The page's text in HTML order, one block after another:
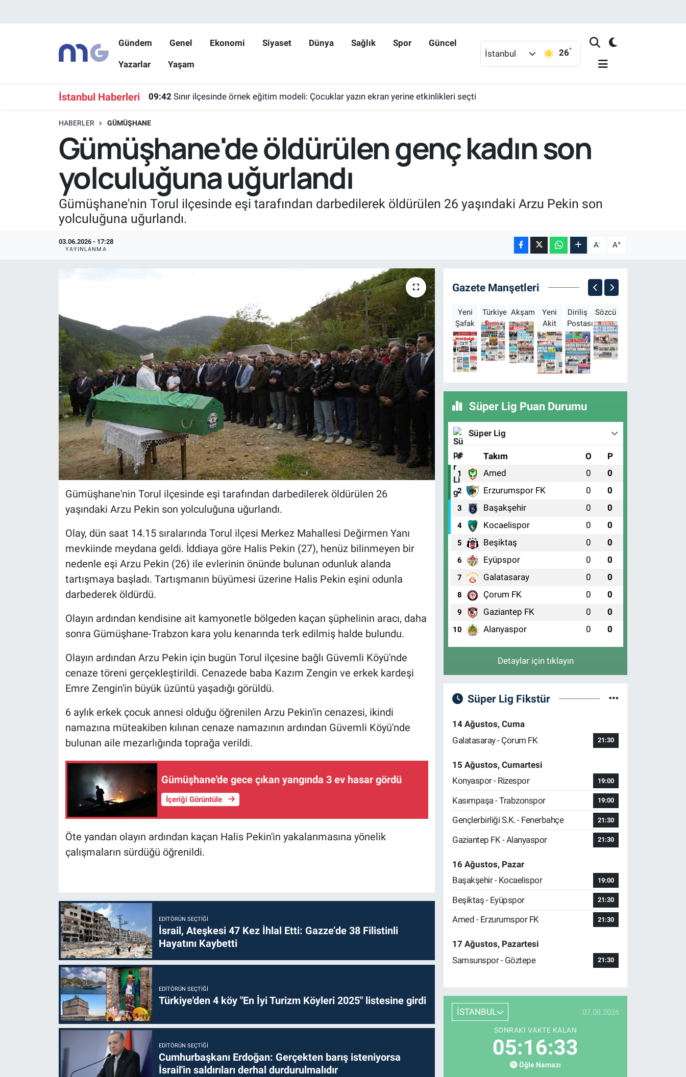
Gündem Genel Ekonomi Siyaset Dünya Sağlık Spor Güncel
Yazarlar Yaşam
İstanbul 26°
İstanbul Haberleri 09:42 Sınır ilçesinde örnek eğitim modeli: Çocuklar yazın ekran yerine etkinlikleri seçti
HABERLER GÜMÜŞHANE
Gümüşhane'de öldürülen genç kadın son
yolculuğuna uğurlandı
Gümüşhane'nin Torul ilçesinde eşi tarafından darbedilerek öldürülen 26 yaşındaki Arzu Pekin son
yolculuğuna uğurlandı.
03.06.2026 - 17:28
YAYINLANMA A- A+
Gümüşhane'nin Torul ilçesinde eşi tarafından darbedilerek öldürülen 26
yaşındaki Arzu Pekin son yolculuğuna uğurlandı.
Olay, dün saat 14.15 sıralarında Torul ilçesi Merkez Mahallesi Değirmen Yanı
mevkiinde meydana geldi. İddiaya göre Halis Pekin (27), henüz bilinmeyen bir
nedenle eşi Arzu Pekin (26) ile evlerinin önünde bulunan odunluk alanda
tartışmaya başladı. Tartışmanın büyümesi üzerine Halis Pekin eşini odunla
darbederek öldürdü.
Olayın ardından kendisine ait kamyonetle bölgeden kaçan şüphelinin aracı, daha
sonra Gümüşhane-Trabzon kara yolu kenarında terk edilmiş halde bulundu.
Olayın ardından Arzu Pekin için bugün Torul ilçesine bağlı Güvemli Köyü'nde
cenaze töreni gerçekleştirildi. Cenazede baba Kazım Zengin ve erkek kardeşi
Emre Zengin'in büyük üzüntü yaşadığı görüldü.
6 aylık erkek çocuk annesi olduğu öğrenilen Arzu Pekin'in cenazesi, ikindi
namazına müteakiben kılınan cenaze namazının ardından Güvemli Köyü'nde
bulunan aile mezarlığında toprağa verildi.
Gümüşhane'de gece çıkan yangında 3 ev hasar gördü
İçeriği Görüntüle
Öte yandan olayın ardından kaçan Halis Pekin'in yakalanmasına yönelik
çalışmaların sürdüğü öğrenildi.
EDITÖRÜN SEÇTIĞI
İsrail, Ateşkesi 47 Kez İhlal Etti: Gazze’de 38 Filistinli
Hayatını Kaybetti
EDITÖRÜN SEÇTIĞI
Türkiye'den 4 köy "En İyi Turizm Köyleri 2025" listesine girdi
EDITÖRÜN SEÇTIĞI
Cumhurbaşkanı Erdoğan: Gerçekten barış isteniyorsa
İsrail'in saldırıları derhal durdurulmalıdır
Gazete Manşetleri
Yeni
Şafak
Türkiye Akşam
Yeni
Akit
Diriliş
Postası
Sözcü
Süper Lig Puan Durumu
Süper Lig
# Takım O P
1 Amed 0 0
2 Erzurumspor FK 0 0
3 Başakşehir 0 0
4 Kocaelispor 0 0
5 Beşiktaş 0 0
6 Eyüpspor 0 0
7 Galatasaray 0 0
8 Çorum FK 0 0
9 Gaziantep FK 0 0
10 Alanyaspor 0 0
Detaylar için tıklayın
Süper Lig Fikstür
14 Ağustos, Cuma
Galatasaray - Çorum FK
21:30
15 Ağustos, Cumartesi
Konyaspor - Rizespor
19:00
Kasımpaşa - Trabzonspor 19:00
Gençlerbirliği S.K. - Fenerbahçe 21:30
Gaziantep FK - Alanyaspor 21:30
16 Ağustos, Pazar
Başakşehir - Kocaelispor
19:00
Beşiktaş - Eyüpspor 21:30
Amed - Erzurumspor FK 21:30
17 Ağustos, Pazartesi
Samsunspor - Göztepe
21:30
İSTANBUL 07.08.2026
SONRAKI VAKTE KALAN
05:16:32
Öğle Namazı
Hava Durumu
İstanbul Namaz Vakitleri
Süper Lig Puan Durumu ve Fikstür
Son Dakika Haberleri
Haber Arşivi